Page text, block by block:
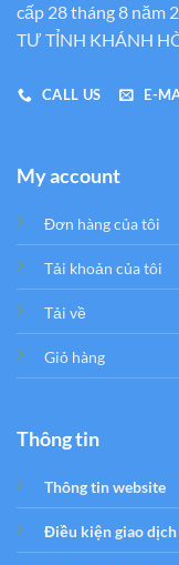
cấp 28 tháng 8 năm
TƯ TỈNH KHÁNH
CALL US E-
My account
Đơn hàng của tôi
Tải khoản của tôi
Tải về
Giỏ hàng
Thông tin
Thông tin website
Điều kiện giao dịch